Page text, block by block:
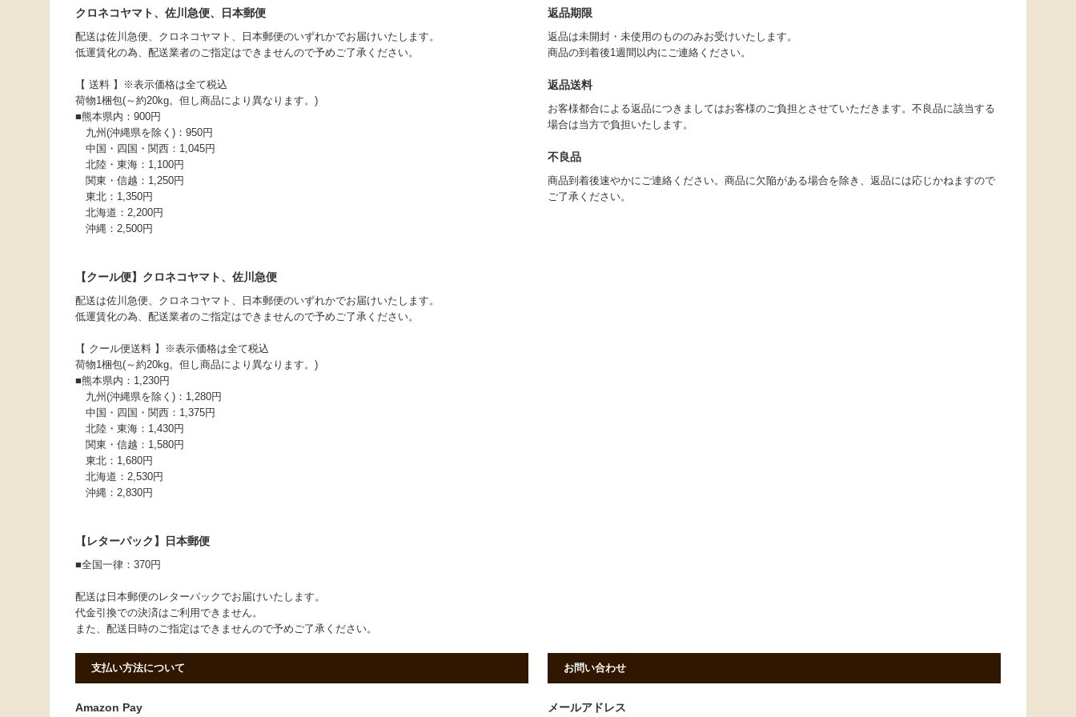
クロネコヤマト、佐川急便、日本郵便
配送は佐川急便、クロネコヤマト、日本郵便のいずれかでお届けいたします。
低運賃化の為、配送業者のご指定はできませんので予めご了承ください。
【 送料 】※表示価格は全て税込
荷物1梱包(～約20kg。但し商品により異なります。)
■熊本県内：900円
九州(沖縄県を除く)：950円
中国・四国・関西：1,045円
北陸・東海：1,100円
関東・信越：1,250円
東北：1,350円
北海道：2,200円
沖縄：2,500円
【クール便】クロネコヤマト、佐川急便
配送は佐川急便、クロネコヤマト、日本郵便のいずれかでお届けいたします。
低運賃化の為、配送業者のご指定はできませんので予めご了承ください。
【 クール便送料 】※表示価格は全て税込
荷物1梱包(～約20kg。但し商品により異なります。)
■熊本県内：1,230円
九州(沖縄県を除く)：1,280円
中国・四国・関西：1,375円
北陸・東海：1,430円
関東・信越：1,580円
東北：1,680円
北海道：2,530円
沖縄：2,830円
【レターパック】日本郵便
■全国一律：370円
配送は日本郵便のレターパックでお届けいたします。
代金引換での決済はご利用できません。
また、配送日時のご指定はできませんので予めご了承ください。
返品期限
返品は未開封・未使用のもののみお受けいたします。
商品の到着後1週間以内にご連絡ください。
返品送料
お客様都合による返品につきましてはお客様のご負担とさせていただきます。不良品に該当する
場合は当方で負担いたします。
不良品
商品到着後速やかにご連絡ください。商品に欠陥がある場合を除き、返品には応じかねますので
ご了承ください。
支払い方法について
Amazon Pay
お問い合わせ
メールアドレス